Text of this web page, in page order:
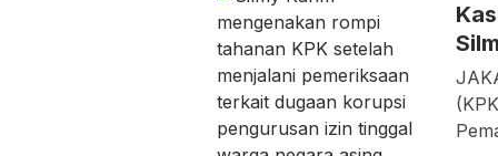
Jumat,
Kamis,